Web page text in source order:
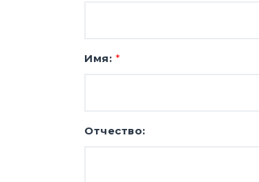
Имя: *
Отчество: